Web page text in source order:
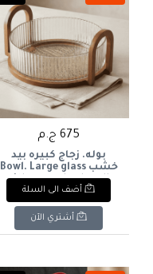
675 ج.م
بوله. زجاج كبيره بيد
خشب Bowl. Large glass
with a wooden handle.
أضف الى السلة
أشتري الآن